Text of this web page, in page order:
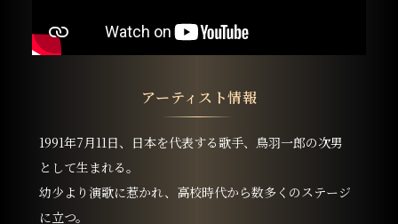
アーティスト情報
1991年7月11日、日本を代表する歌手、鳥羽一郎の次男
として生まれる。
幼少より演歌に惹かれ、高校時代から数多くのステージ
に立つ。